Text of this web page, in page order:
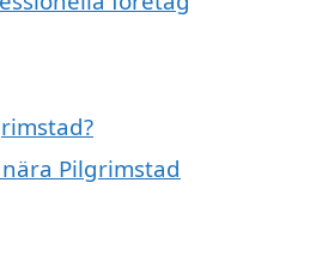
Pilgrimstad